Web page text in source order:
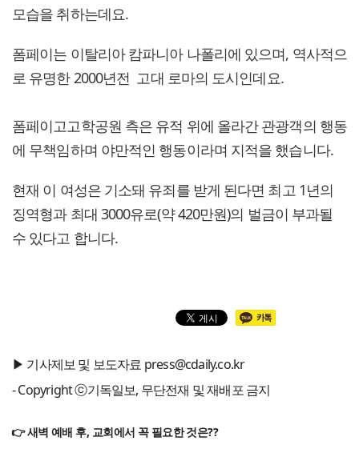
모습을 취하는데요.
폼페이는 이탈리아 캄파니아 나폴리에 있으며, 역사적으
로 유명한 2000년전 고대 로마의 도시인데요.
폼페이고고학공원 측은 유적 위에 올라간 관광객의 행동
에 무책임하며 야만적인 행동이라며 지적을 했습니다.
현재 이 여성은 기소돼 유죄를 받게 된다면 최고 1년의
징역형과 최대 3000유로(약 420만원)의 벌금이 부과될
수 있다고 합니다.
▶ 기사제보 및 보도자료 press@cdaily.co.kr
- Copyright ⓒ기독일보, 무단전재 및 재배포 금지
👉 새벽 예배 후, 교회에서 꼭 필요한 것은??